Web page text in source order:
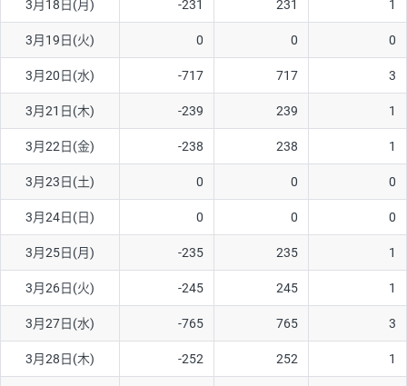
3月18日(月) -231 231 1
3月19日(火) 0 0 0
3月20日(水) -717 717 3
3月21日(木) -239 239 1
3月22日(金) -238 238 1
3月23日(土) 0 0 0
3月24日(日) 0 0 0
3月25日(月) -235 235 1
3月26日(火) -245 245 1
3月27日(水) -765 765 3
3月28日(木) -252 252 1